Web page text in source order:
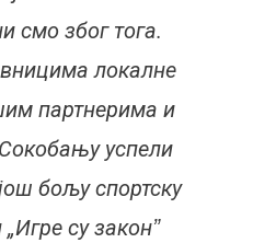
смо због тога.
локалне
партнерима и
успели
бољу спортску
су законˮ